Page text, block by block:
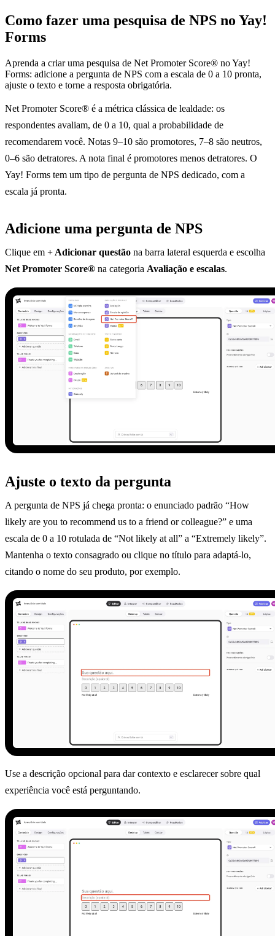
Como fazer uma pesquisa de NPS no Yay!
Forms
Aprenda a criar uma pesquisa de Net Promoter Score® no Yay!
Forms: adicione a pergunta de NPS com a escala de 0 a 10 pronta,
ajuste o texto e torne a resposta obrigatória.
Net Promoter Score® é a métrica clássica de lealdade: os
respondentes avaliam, de 0 a 10, qual a probabilidade de
recomendarem você. Notas 9–10 são promotores, 7–8 são neutros,
0–6 são detratores. A nota final é promotores menos detratores. O
Yay! Forms tem um tipo de pergunta de NPS dedicado, com a
escala já pronta.
Adicione uma pergunta de NPS
Clique em + Adicionar questão na barra lateral esquerda e escolha
Net Promoter Score® na categoria Avaliação e escalas.
Ajuste o texto da pergunta
A pergunta de NPS já chega pronta: o enunciado padrão “How
likely are you to recommend us to a friend or colleague?” e uma
escala de 0 a 10 rotulada de “Not likely at all” a “Extremely likely”.
Mantenha o texto consagrado ou clique no título para adaptá-lo,
citando o nome do seu produto, por exemplo.
Use a descrição opcional para dar contexto e esclarecer sobre qual
experiência você está perguntando.